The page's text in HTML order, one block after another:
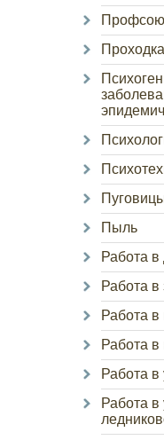
Пыль
Работа в
Работа
Работа в
Работа
Работа в
Работа в